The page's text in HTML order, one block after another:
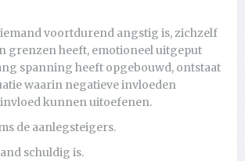
voortdurend angstig is, zichzelf
grenzen heeft, emotioneel uitgeput
spanning heeft opgebouwd, ontstaat
waarin negatieve invloeden
kunnen uitoefenen.
de aanlegsteigers.
schuldig is.